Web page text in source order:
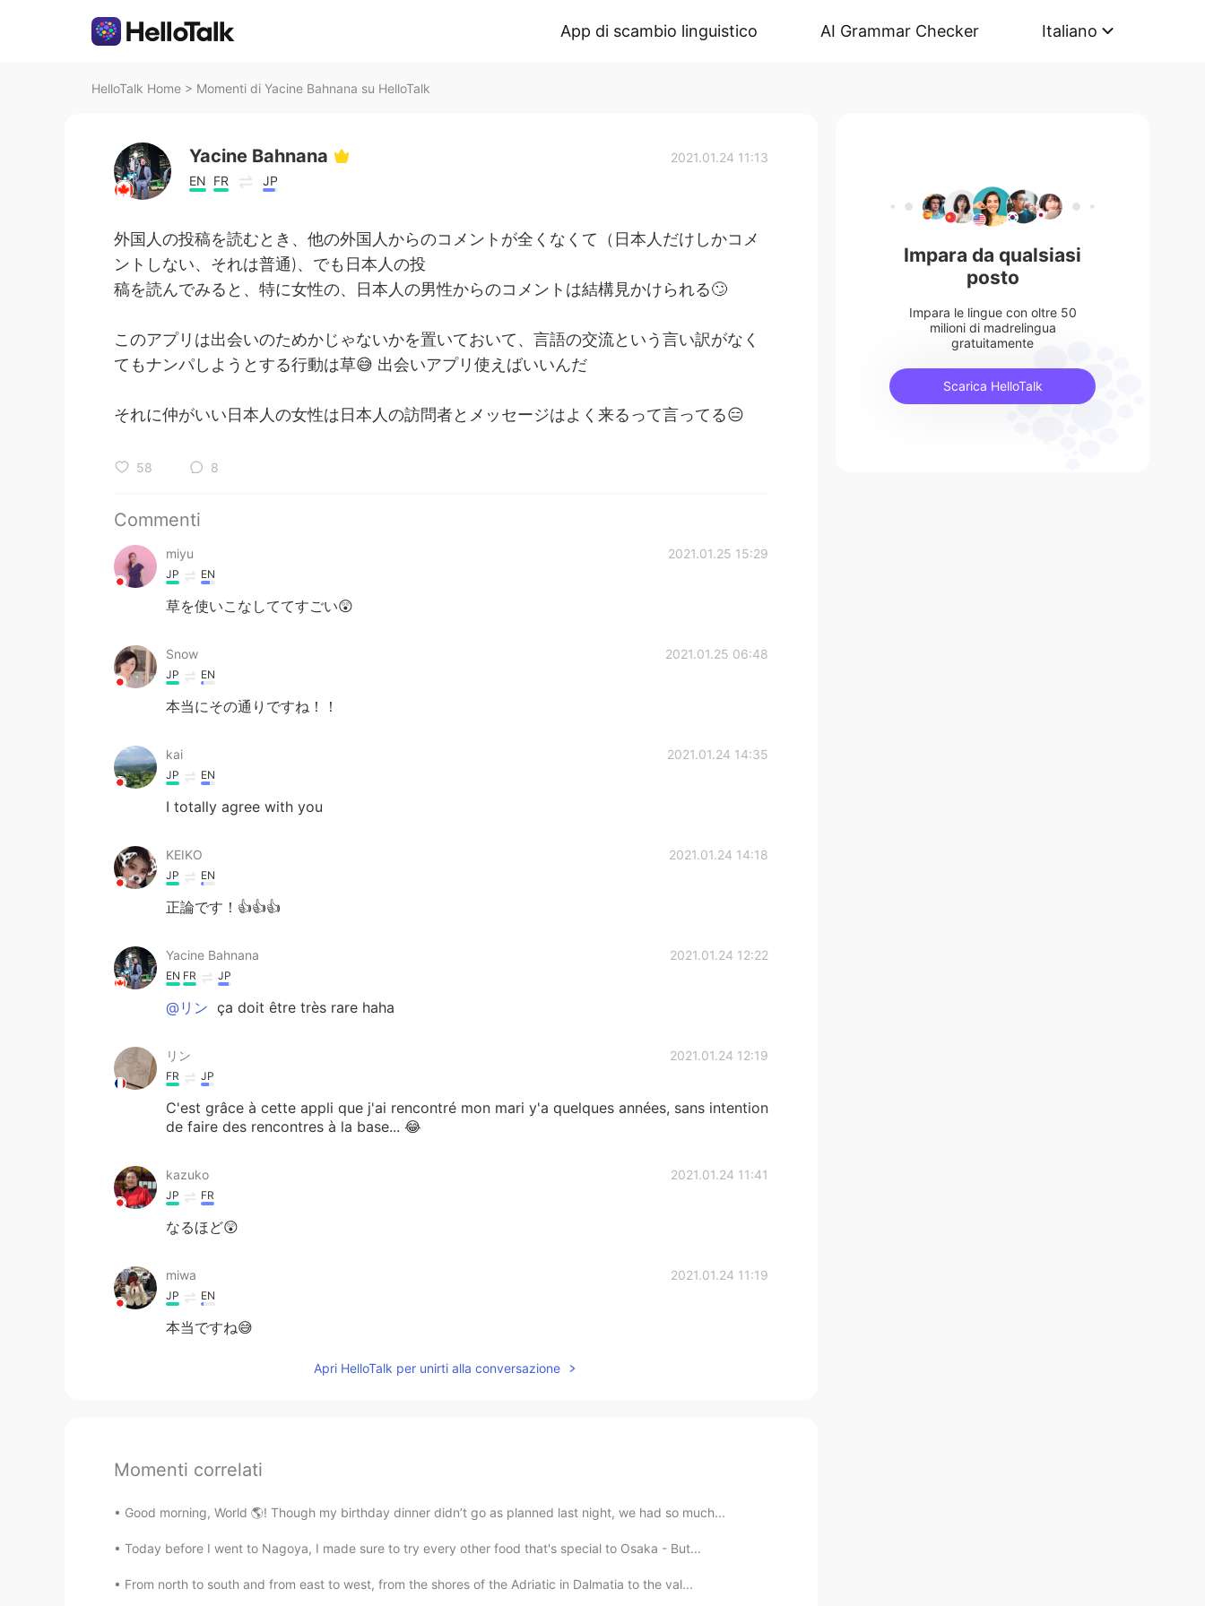
App di scambio linguistico AI Grammar Checker Italiano
HelloTalk Home > Momenti di Yacine Bahnana su HelloTalk
Yacine Bahnana
EN FR JP
2021.01.24 11:13
外国人の投稿を読むとき、他の外国人からのコメントが全くなくて（日本人だけしかコメ
ントしない、それは普通)、でも日本人の投
稿を読んでみると、特に女性の、日本人の男性からのコメントは結構見かけられる🙄
このアプリは出会いのためかじゃないかを置いておいて、言語の交流という言い訳がなく
てもナンパしようとする行動は草😅 出会いアプリ使えばいいんだ
それに仲がいい日本人の女性は日本人の訪問者とメッセージはよく来るって言ってる😑
58 8
Commenti
miyu 2021.01.25 15:29
JP EN
草を使いこなしててすごい😲
Snow 2021.01.25 06:48
JP EN
本当にその通りですね！！
kai 2021.01.24 14:35
JP EN
I totally agree with you
KEIKO 2021.01.24 14:18
JP EN
正論です！👍👍👍
Yacine Bahnana 2021.01.24 12:22
EN FR JP
@リン ça doit être très rare haha
リン 2021.01.24 12:19
FR JP
C'est grâce à cette appli que j'ai rencontré mon mari y'a quelques années, sans intention
de faire des rencontres à la base... 😂
kazuko 2021.01.24 11:41
JP FR
なるほど😲
miwa 2021.01.24 11:19
JP EN
本当ですね😅
Apri HelloTalk per unirti alla conversazione
Momenti correlati
Good morning, World 🌎! Though my birthday dinner didn’t go as planned last night, we had so much...
Today before I went to Nagoya, I made sure to try every other food that's special to Osaka - But...
From north to south and from east to west, from the shores of the Adriatic in Dalmatia to the val...
Impara da qualsiasi
posto
Impara le lingue con oltre 50
milioni di madrelingua
gratuitamente
Scarica HelloTalk